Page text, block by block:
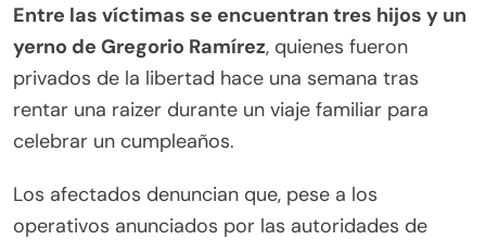
Entre las víctimas se encuentran tres hijos y un
yerno de Gregorio Ramírez, quienes fueron
privados de la libertad hace una semana tras
rentar una raizer durante un viaje familiar para
celebrar un cumpleaños.
Los afectados denuncian que, pese a los
operativos anunciados por las autoridades de